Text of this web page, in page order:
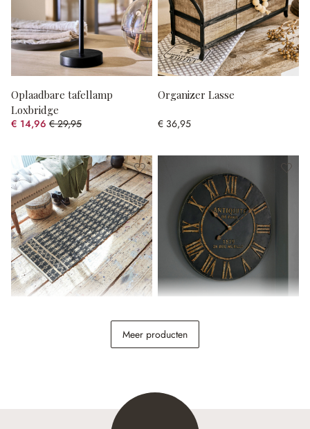
Oplaadbare tafellamp
Loxbridge
€ 14,96 € 29,95
(50.05% gespart)
Organizer Lasse
€ 36,95
€ 69,95
Meer producten